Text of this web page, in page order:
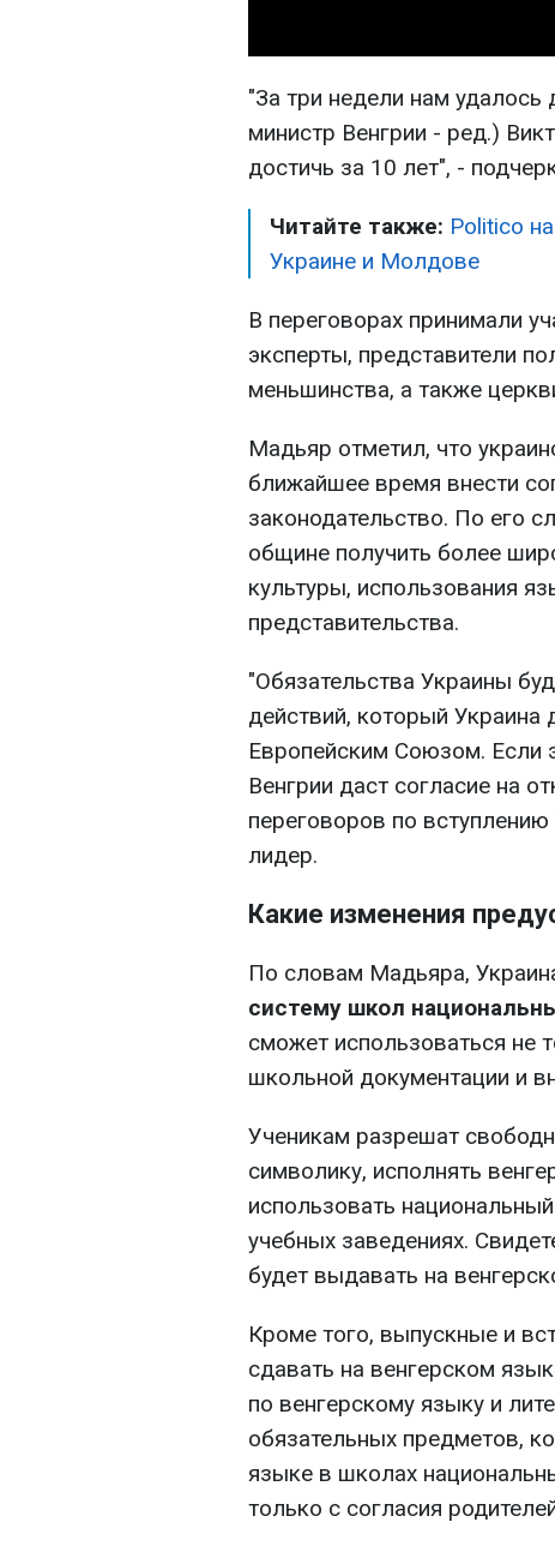
"За три недели нам
министр Венгрии - ред.)
достичь за 10 лет", -
Читайте также: Politico
Украине и Молдове
В переговорах принимали
эксперты, представители
меньшинства, а также
Мадьяр отметил, что
ближайшее время внести
законодательство. По его
общине получить более
культуры, использования
представительства.
"Обязательства Украины
действий, который
Европейским Союзом. Если
Венгрии даст согласие на
переговоров по
лидер.
Какие изменения
По словам Мадьяра,
систему школ
сможет использоваться не
школьной документации и
Ученикам разрешат
символику, исполнять
использовать
учебных заведениях.
будет выдавать на
Кроме того, выпускные и
сдавать на венгерском
по венгерскому языку и
обязательных предметов,
языке в школах
только с согласия